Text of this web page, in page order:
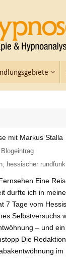
mit Markus Stalla
Blogeintrag
, hessischer rundfunk
Eine
durfte ich in
7 Tage vom
Selbstversuchs
– und
Die